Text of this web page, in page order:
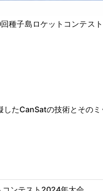
種子島ロケットコンテス
たCanSatの技術とそのミ